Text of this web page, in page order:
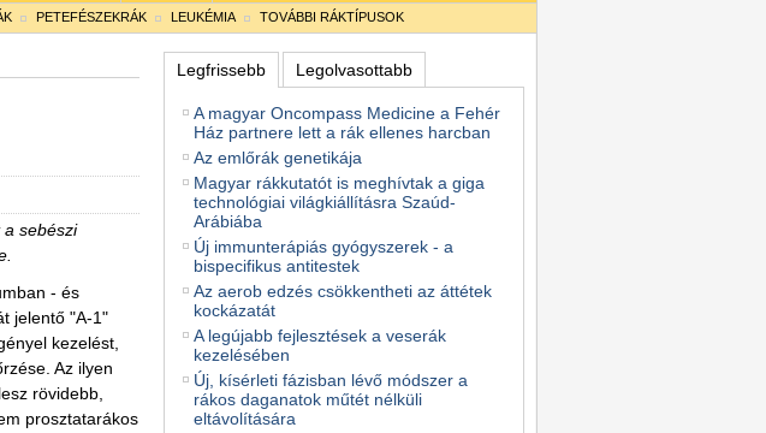
PETEFÉSZEKRÁK LEUKÉMIA TOVÁBBI RÁKTÍPUSOK
a sebészi
- és
jelentő "A-1"
kezelést,
Az ilyen
rövidebb,
prosztatarákos
Legfrissebb Legolvasottabb
A magyar Oncompass Medicine a Fehér
Ház partnere lett a rák ellenes harcban
Az emlőrák genetikája
Magyar rákkutatót is meghívtak a giga
technológiai világkiállításra Szaúd-
Arábiába
Új immunterápiás gyógyszerek - a
bispecifikus antitestek
Az aerob edzés csökkentheti az áttétek
kockázatát
A legújabb fejlesztések a veserák
kezelésében
Új, kísérleti fázisban lévő módszer a
rákos daganatok műtét nélküli
eltávolítására